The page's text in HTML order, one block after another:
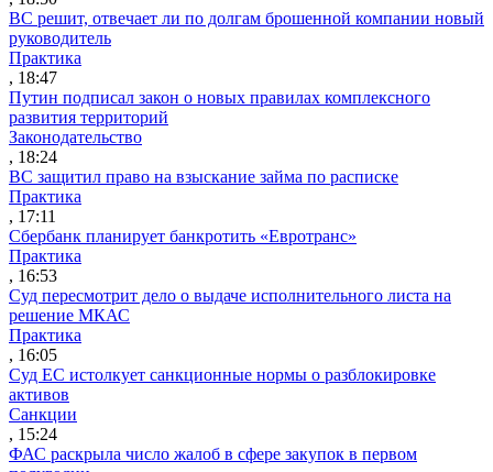
ВС решит, отвечает ли по долгам брошенной компании новый
руководитель
Практика
, 18:47
Путин подписал закон о новых правилах комплексного
развития территорий
Законодательство
, 18:24
ВС защитил право на взыскание займа по расписке
Практика
, 17:11
Сбербанк планирует банкротить «Евротранс»
Практика
, 16:53
Суд пересмотрит дело о выдаче исполнительного листа на
решение МКАС
Практика
, 16:05
Суд ЕС истолкует санкционные нормы о разблокировке
активов
Санкции
, 15:24
ФАС раскрыла число жалоб в сфере закупок в первом